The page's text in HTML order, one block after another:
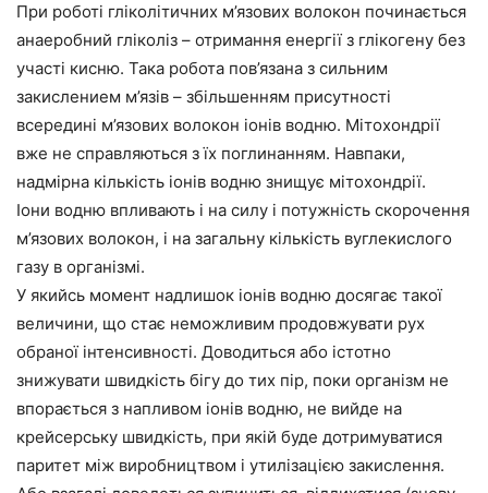
При роботі гліколітичних м’язових волокон починається
анаеробний гліколіз – отримання енергії з глікогену без
участі кисню. Така робота пов’язана з сильним
закислением м’язів – збільшенням присутності
всередині м’язових волокон іонів водню. Мітохондрії
вже не справляються з їх поглинанням. Навпаки,
надмірна кількість іонів водню знищує мітохондрії.
Іони водню впливають і на силу і потужність скорочення
м’язових волокон, і на загальну кількість вуглекислого
газу в організмі.
У якийсь момент надлишок іонів водню досягає такої
величини, що стає неможливим продовжувати рух
обраної інтенсивності. Доводиться або істотно
знижувати швидкість бігу до тих пір, поки організм не
впорається з напливом іонів водню, не вийде на
крейсерську швидкість, при якій буде дотримуватися
паритет між виробництвом і утилізацією закислення.